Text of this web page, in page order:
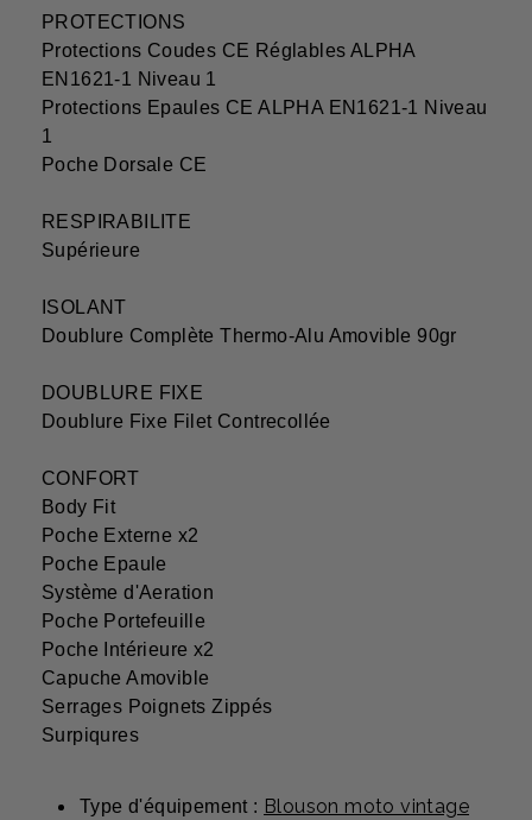
PROTECTIONS
Protections Coudes CE Réglables ALPHA
EN1621-1 Niveau 1
Protections Epaules CE ALPHA EN1621-1 Niveau
1
Poche Dorsale CE
RESPIRABILITE
Supérieure
ISOLANT
Doublure Complète Thermo-Alu Amovible 90gr
DOUBLURE FIXE
Doublure Fixe Filet Contrecollée
CONFORT
Body Fit
Poche Externe x2
Poche Epaule
Système d'Aeration
Poche Portefeuille
Poche Intérieure x2
Capuche Amovible
Serrages Poignets Zippés
Surpiqures
Type d'équipement : Blouson moto vintage